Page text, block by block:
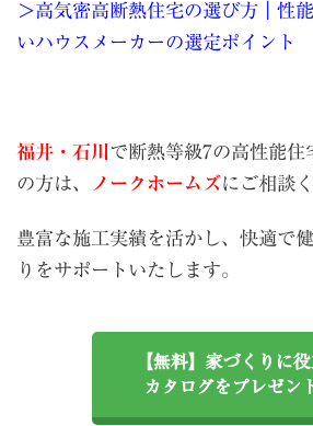
＞高気密高断熱住宅の選び方｜性
いハウスメーカーの選定ポイント
福井・石川 で断熱等級7の高性能住
の方は、
ノークホームズにご相談
豊富な施工実績を活かし、快適で
りをサポートいたします。
【無料】家づくりに
カタログをプレゼン